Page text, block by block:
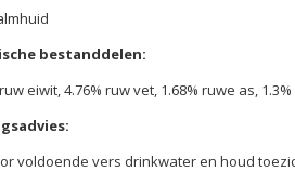
bestanddelen:
eiwit, 4.76% ruw vet, 1.68% ruwe as,
voldoende vers drinkwater en houd